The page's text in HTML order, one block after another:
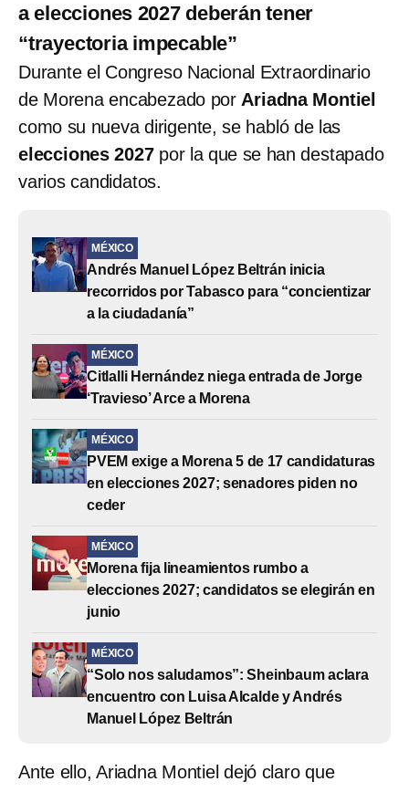
a elecciones 2027 deberán tener
“trayectoria impecable”
Durante el Congreso Nacional Extraordinario
de Morena encabezado por Ariadna Montiel
como su nueva dirigente, se habló de las
elecciones 2027por la que se han destapado
varios candidatos.
MÉXICO
Andrés Manuel López Beltrán inicia
recorridos por Tabasco para “concientizar
a la ciudadanía”
MÉXICO
Citlalli Hernández niega entrada de Jorge
‘Travieso’ Arce a Morena
MÉXICO
PVEM exige a Morena 5 de 17 candidaturas
en elecciones 2027; senadores piden no
ceder
MÉXICO
Morena fija lineamientos rumbo a
elecciones 2027; candidatos se elegirán en
junio
MÉXICO
“Solo nos saludamos”: Sheinbaum aclara
encuentro con Luisa Alcalde y Andrés
Manuel López Beltrán
Ante ello, Ariadna Montiel dejó claro que